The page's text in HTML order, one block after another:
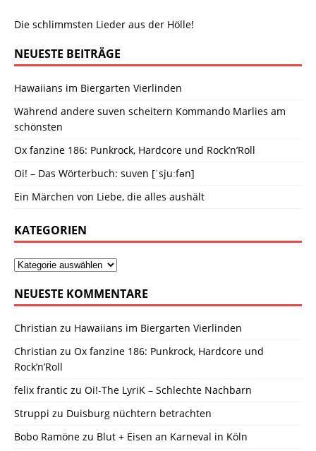
Die schlimmsten Lieder aus der Hölle!
NEUESTE BEITRÄGE
Hawaiians im Biergarten Vierlinden
Während andere suven scheitern Kommando Marlies am
schönsten
Ox fanzine 186: Punkrock, Hardcore und Rock’n’Roll
Oi! – Das Wörterbuch: suven [ˈsjuːfən]
Ein Märchen von Liebe, die alles aushält
KATEGORIEN
NEUESTE KOMMENTARE
Christian zu Hawaiians im Biergarten Vierlinden
Christian zu Ox fanzine 186: Punkrock, Hardcore und
Rock’n’Roll
felix frantic zu Oi!-The LyriK – Schlechte Nachbarn
Struppi zu Duisburg nüchtern betrachten
Bobo Ramöne zu Blut + Eisen an Karneval in Köln